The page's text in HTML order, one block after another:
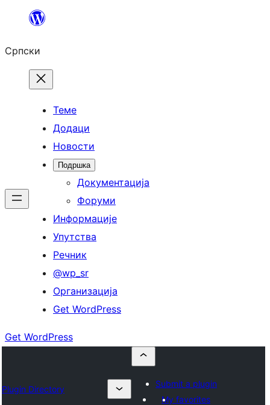
Скочи
садржај
Српски
Теме
Додаци
Новости
Подршка
Документација
Форуми
Информације
Упутства
Речник
@wp_sr
Организација
Get WordPress
Get WordPress
Plugin Directory
Submit a plugin
My favorites